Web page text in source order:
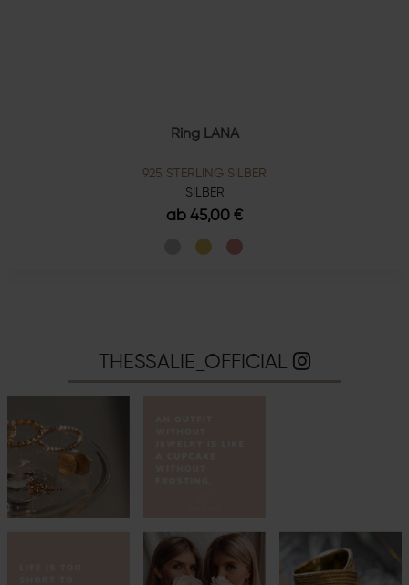
Ring LANA
925 STERLING SILBER
SILBER
ab 45,00 €
THESSALIE_OFFICIAL